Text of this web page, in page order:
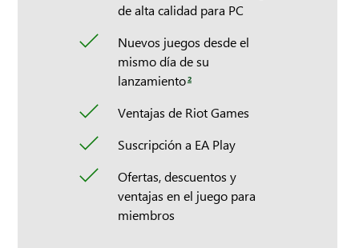
de alta calidad para PC
Nuevos juegos desde el
mismo día de su
lanzamiento2
Ventajas de Riot Games
Suscripción a EA Play
Ofertas, descuentos y
ventajas en el juego para
miembros